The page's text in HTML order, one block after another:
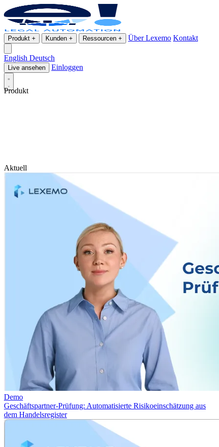
Produkt + Kunden + Ressourcen + Über Lexemo Kontakt
English Deutsch
Live ansehen Einloggen
Produkt
Aktuell